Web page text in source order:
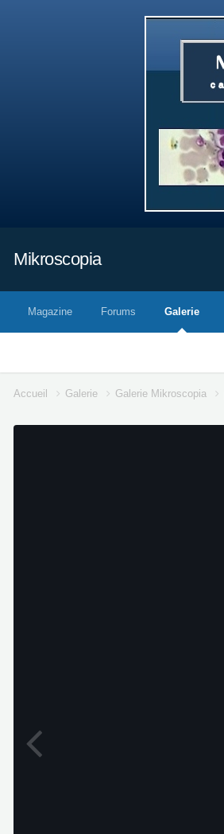
Mikroscopia
Magazine Forums Galerie
Accueil Galerie Galerie Mikroscopia